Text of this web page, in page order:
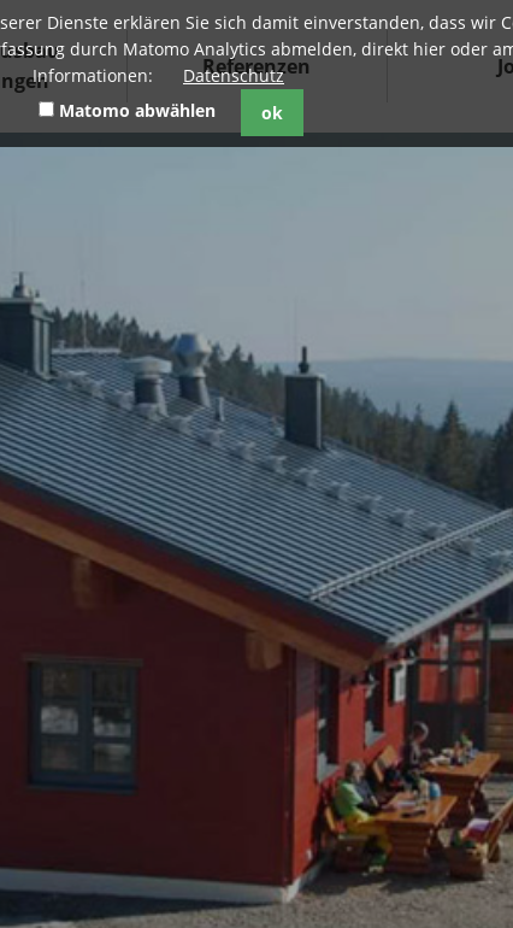
Dienste erklären Sie sich damit einverstanden, dass wir
durch Matomo Analytics abmelden, direkt hier oder
Informationen:
Datenschutz
Matomo abwählen
ok
Referenzen